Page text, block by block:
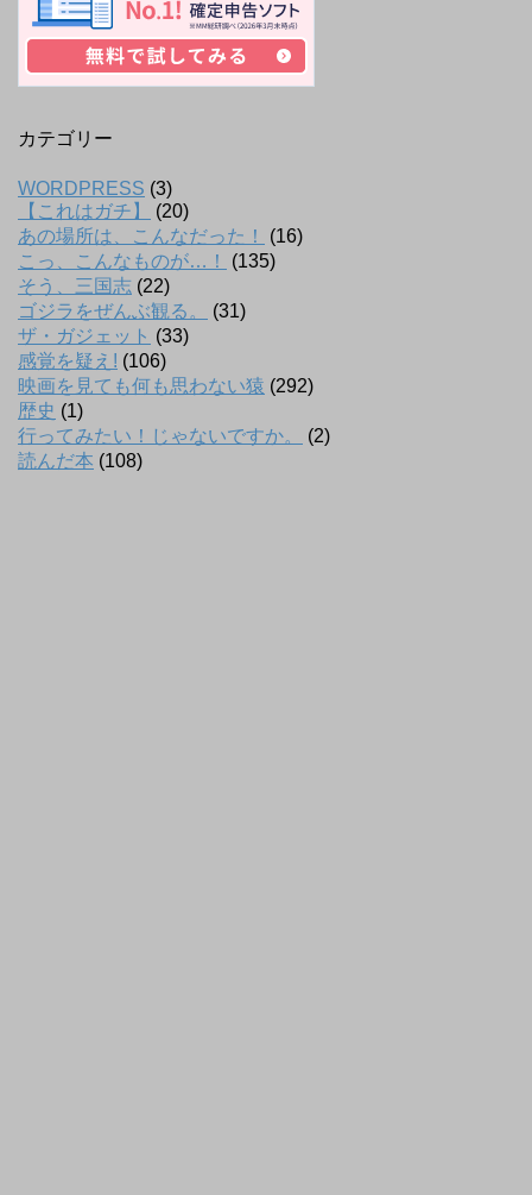
カテゴリー
WORDPRESS (3)
【これはガチ】
(20)
あの場所は、こんなだった！
(16)
こっ、こんなものが…！
(135)
そう、三国志 (22)
ゴジラをぜんぶ観る。
(31)
ザ・ガジェット (33)
感覚を疑え! (106)
映画を見ても何も思わない猿 (292)
歴史 (1)
行ってみたい！じゃないですか。
(2)
読んだ本 (108)